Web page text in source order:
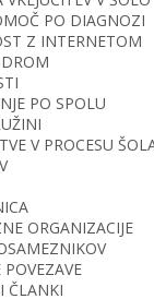
PO DIAGNOZI
Z INTERNETOM
PO SPOLU
V PROCESU
ORGANIZACIJE
ČLANKI